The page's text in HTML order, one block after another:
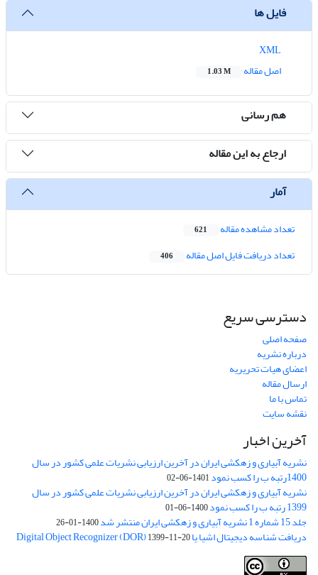
فایل ها
اصل مقاله
1.03 M
هم رسانی
ارجاع به این مقاله
آمار
تعداد مشاهده مقاله 621
تعداد دریافت فایل اصل مقاله 406
دسترسی سریع
صفحه اصلی
درباره نشریه
اعضای هیات تحریریه
ارسال مقاله
تماس با ما
نقشه سایت
آخرین اخبار
نشریه آبیاری و زهکشی ایران در آخرین ارزیابی نشریات علمی کشور در سال
1400رتبه ب را کسب نمود 1401-06-02
نشریه آبیاری و زهکشی ایران در آخرین ارزیابی نشریات علمی کشور در سال
1399 رتبه ب را کسب نمود 1400-06-01
جلد 15 شماره 1 نشریه آبیاری و زهکشی ایران منتشر شد 1400-01-26
دریافت شناسه دیجیتال اشیا یا Digital Object Recognizer (DOR)1399-11-20